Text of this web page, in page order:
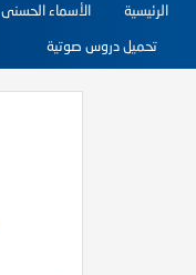
الرئيسية الأسماء الحسنى
تحميل دروس صوتية